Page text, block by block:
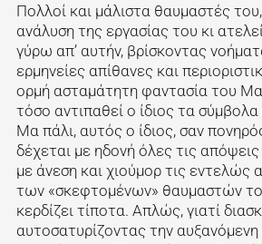
Πολλοί και μάλιστα θαυμαστές
ανάλυση της εργασίας του κι
γύρω απ’ αυτήν, βρίσκοντας
ερμηνείες απίθανες και
ορμή ασταμάτητη φαντασία του
τόσο αντιπαθεί ο ίδιος τα σύμβολα
Μα πάλι, αυτός ο ίδιος, σαν
δέχεται με ηδονή όλες τις απόψεις
με άνεση και χιούμορ τις εντελώς
των «σκεφτομένων» θαυμαστών
κερδίζει τίποτα. Απλώς, γιατί
αυτοσατυρίζοντας την αυξανόμενη